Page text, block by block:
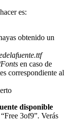
es:
obtenido un
en caso de
correspondiente al
disponible
3of9”. Verás